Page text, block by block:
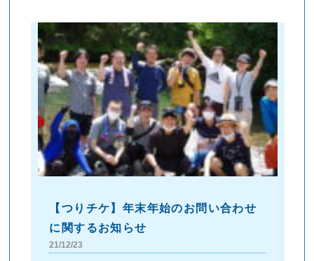
【つりチケ】年末年始のお問い合わせ
に関するお知らせ
21/12/23